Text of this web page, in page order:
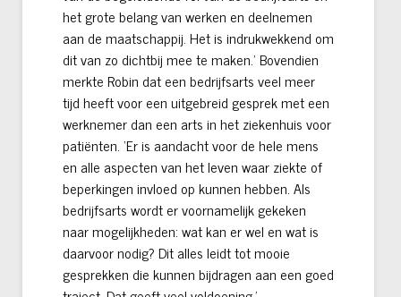
het grote belang van werken en deelnemen
aan de maatschappij. Het is indrukwekkend om
dit van zo dichtbij mee te maken.’ Bovendien
merkte Robin dat een bedrijfsarts veel meer
tijd heeft voor een uitgebreid gesprek met een
werknemer dan een arts in het ziekenhuis voor
patiënten. ‘Er is aandacht voor de hele mens
en alle aspecten van het leven waar ziekte of
beperkingen invloed op kunnen hebben. Als
bedrijfsarts wordt er voornamelijk gekeken
naar mogelijkheden: wat kan er wel en wat is
daarvoor nodig? Dit alles leidt tot mooie
gesprekken die kunnen bijdragen aan een goed